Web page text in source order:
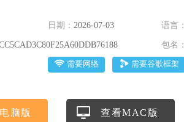
日期： 2026-07-03 语言：
包名：
需要网络 需要谷歌框架
脑版 查看MAC版